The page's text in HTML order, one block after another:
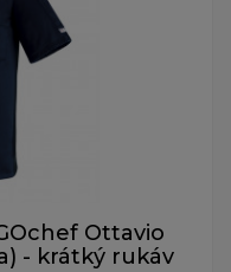
Ottavio
- krátký rukáv